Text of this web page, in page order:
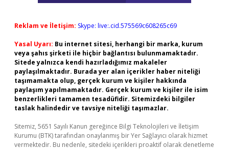
Reklam ve İletişim: Skype: live:.cid.575569c608265c69
Yasal Uyarı: Bu internet sitesi, herhangi bir marka, kurum
veya şahıs şirketi ile hiçbir bağlantısı bulunmamaktadır.
Sitede yalnızca kendi hazırladığımız makaleler
paylaşılmaktadır. Burada yer alan içerikler haber niteliği
taşımamakta olup, gerçek kurum ve kişiler hakkında
paylaşım yapılmamaktadır. Gerçek kurum ve kişiler ile isim
benzerlikleri tamamen tesadüfidir. Sitemizdeki bilgiler
taslak halindedir ve tavsiye niteliği taşımazlar.
Sitemiz, 5651 Sayılı Kanun gereğince Bilgi Teknolojileri ve İletişim
Kurumu (BTK) tarafından onaylanmış bir Yer Sağlayıcı olarak hizmet
vermektedir. Bu nedenle, sitedeki içerikleri proaktif olarak denetleme